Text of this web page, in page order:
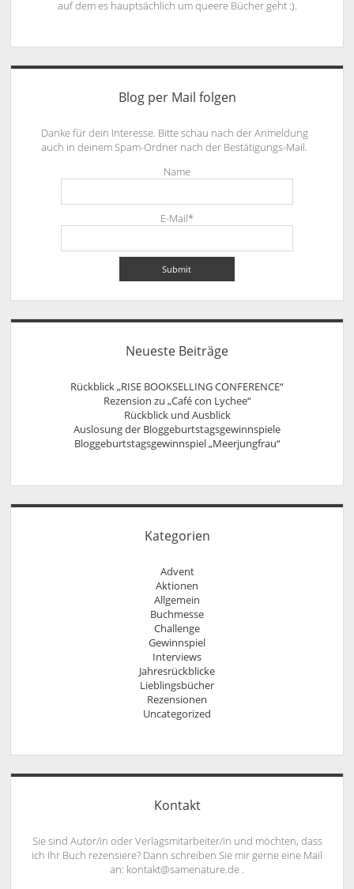
auf dem es hauptsächlich um queere Bücher geht :).
Blog per Mail folgen
Danke für dein Interesse. Bitte schau nach der Anmeldung
auch in deinem Spam-Ordner nach der Bestätigungs-Mail.
Name
E-Mail*
Neueste Beiträge
Rückblick „RISE BOOKSELLING CONFERENCE“
Rezension zu „Café con Lychee“
Rückblick und Ausblick
Auslosung der Bloggeburtstagsgewinnspiele
Bloggeburtstagsgewinnspiel „Meerjungfrau“
Kategorien
Advent
Aktionen
Allgemein
Buchmesse
Challenge
Gewinnspiel
Interviews
Jahresrückblicke
Lieblingsbücher
Rezensionen
Uncategorized
Kontakt
Sie sind Autor/in oder Verlagsmitarbeiter/in und möchten, dass
ich Ihr Buch rezensiere? Dann schreiben Sie mir gerne eine Mail
an: kontakt@samenature.de .